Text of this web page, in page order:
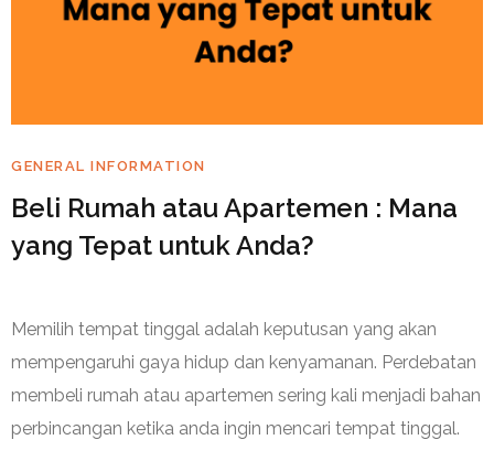
GENERAL INFORMATION
Beli Rumah atau Apartemen : Mana
yang Tepat untuk Anda?
Memilih tempat tinggal adalah keputusan yang akan
mempengaruhi gaya hidup dan kenyamanan. Perdebatan
membeli rumah atau apartemen sering kali menjadi bahan
perbincangan ketika anda ingin mencari tempat tinggal.